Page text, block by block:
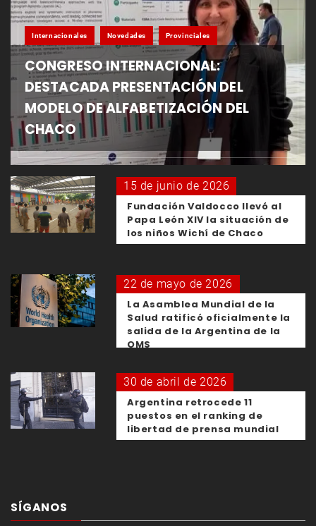
Internacionales Novedades Provinciales
CONGRESO INTERNACIONAL:
DESTACADA PRESENTACIÓN DEL
MODELO DE ALFABETIZACIÓN DEL
CHACO
15 de junio de 2026
Fundación Valdocco llevó al
Papa León XIV la situación de
los niños Wichí de Chaco
22 de mayo de 2026
La Asamblea Mundial de la
Salud ratificó oficialmente la
salida de la Argentina de la
OMS
30 de abril de 2026
Argentina retrocede 11
puestos en el ranking de
libertad de prensa mundial
SÍGANOS